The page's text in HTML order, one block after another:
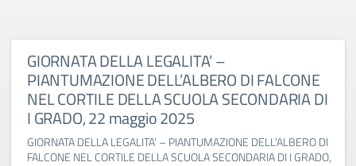
GIORNATA DELLA LEGALITA’ –
PIANTUMAZIONE DELL’ALBERO DI FALCONE
NEL CORTILE DELLA SCUOLA SECONDARIA DI
I GRADO, 22 maggio 2025
GIORNATA DELLA LEGALITA’ – PIANTUMAZIONE DELL’ALBERO DI
FALCONE NEL CORTILE DELLA SCUOLA SECONDARIA DI I GRADO,